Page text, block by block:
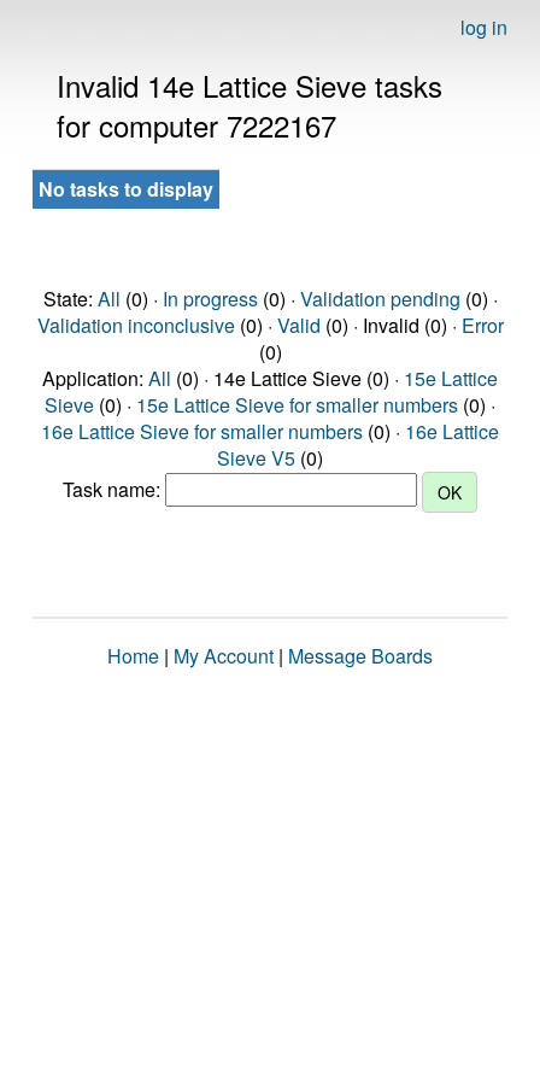
log in
Invalid 14e Lattice Sieve tasks
for computer 7222167
No tasks to display
State: All (0) · In progress(0) · Validation pending (0) ·
Validation inconclusive(0) · Valid (0) · Invalid (0) · Error
(0)
Application: All (0) · 14e Lattice Sieve (0) · 15e Lattice
Sieve (0) · 15e Lattice Sieve for smaller numbers (0) ·
16e Lattice Sieve for smaller numbers (0) · 16e Lattice
Sieve V5 (0)
Task name:
Home | My Account | Message Boards